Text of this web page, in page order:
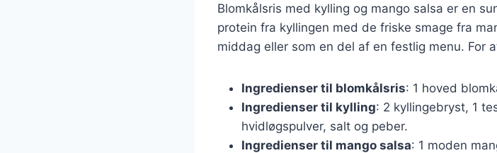
Blomkålsris med kylling og mango salsa er en
protein fra kyllingen med de friske smage fra
middag eller som en del af en festlig menu. For
Ingredienser til blomkålsris: 1 hoved
Ingredienser til kylling: 2 kyllingebryst, 1
hvidløgspulver, salt og peber.
Ingredienser til mango salsa: 1 moden